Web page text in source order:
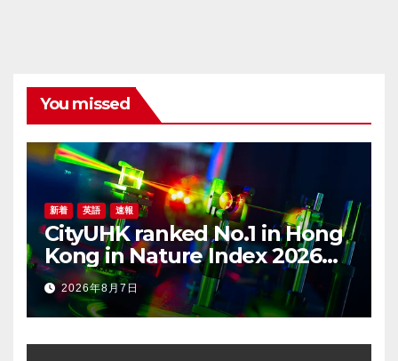
You missed
新着 英語 速報
CityUHK ranked No.1 in Hong
Kong in Nature Index 2026
Nanoscience and
Nanotechnology
Supplement
2026年8月7日